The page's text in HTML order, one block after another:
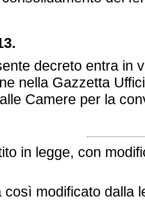
decreto entra in
nella Gazzetta
Camere per la
in legge, con
così modificato dalla